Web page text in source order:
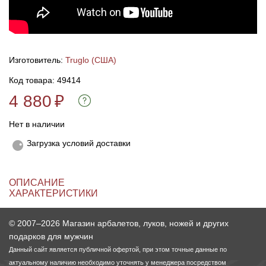
Изготовитель: Truglo (США)
Код товара: 49414
4 880₽
Нет в наличии
Загрузка условий доставки
ОПИСАНИЕ
ХАРАКТЕРИСТИКИ
© 2007–2026 Магазин арбалетов, луков, ножей и других
подарков для мужчин
Данный сайт является публичной офертой, при этом точные данные по
актуальному наличию необходимо уточнять у менеджера посредством
Линейки для настройки лука
Полочки для лука
Киссеры для лука
Охотничьи ножи
Ножи складные